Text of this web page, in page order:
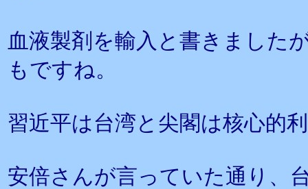
血液製剤を輸入と書きました
もですね。
習近平は台湾と尖閣は核心的
安倍さんが言っていた通り、